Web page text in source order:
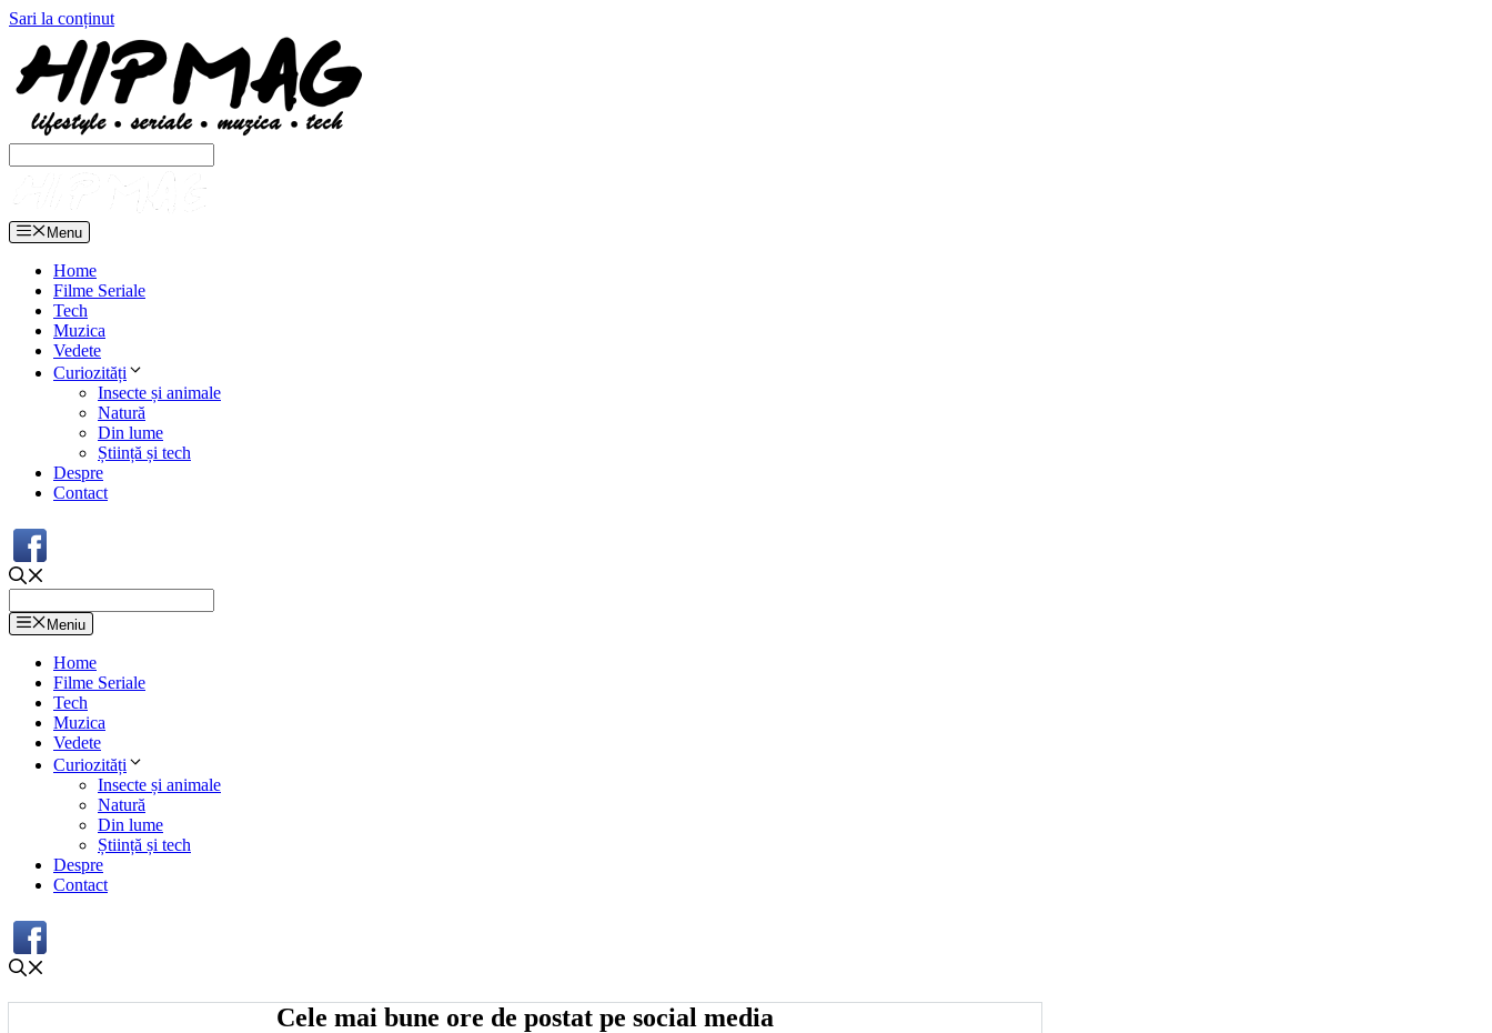
Sari la conținut
Menu
Home
Filme Seriale
Tech
Muzica
Vedete
Curiozități
Insecte și animale
Natură
Din lume
Știință și tech
Despre
Contact
Meniu
Home
Filme Seriale
Tech
Muzica
Vedete
Curiozități
Insecte și animale
Natură
Din lume
Știință și tech
Despre
Contact
Cele mai bune ore de postat pe social media